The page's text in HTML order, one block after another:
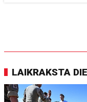
LAIKRAKSTA